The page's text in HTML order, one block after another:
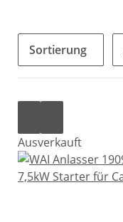
Sortierung
Ausverkauft